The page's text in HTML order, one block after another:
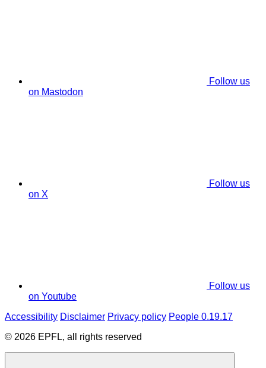
Follow us
on Mastodon
Follow us
on X
Follow us
on Youtube
Accessibility Disclaimer Privacy policy People 0.19.17
© 2026 EPFL, all rights reserved